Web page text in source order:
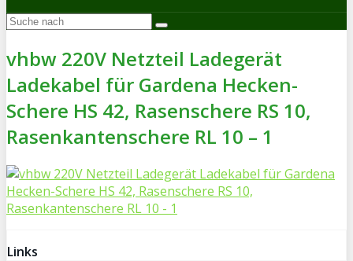
vhbw 220V Netzteil Ladegerät
Ladekabel für Gardena Hecken-
Schere HS 42, Rasenschere RS 10,
Rasenkantenschere RL 10 – 1
Links